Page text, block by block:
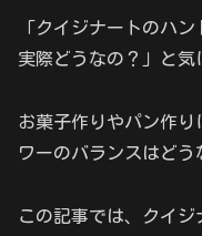
「クイジナートのハ
実際どうなの？」と気
お菓子作りやパン作
ワーのバランスはどう
この記事では、クイ